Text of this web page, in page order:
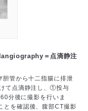
＝点滴静注
胆管から十二指腸に排泄
て点滴静注し、①投与
分後に撮影を行いま
とを確認後、腹部CT撮影